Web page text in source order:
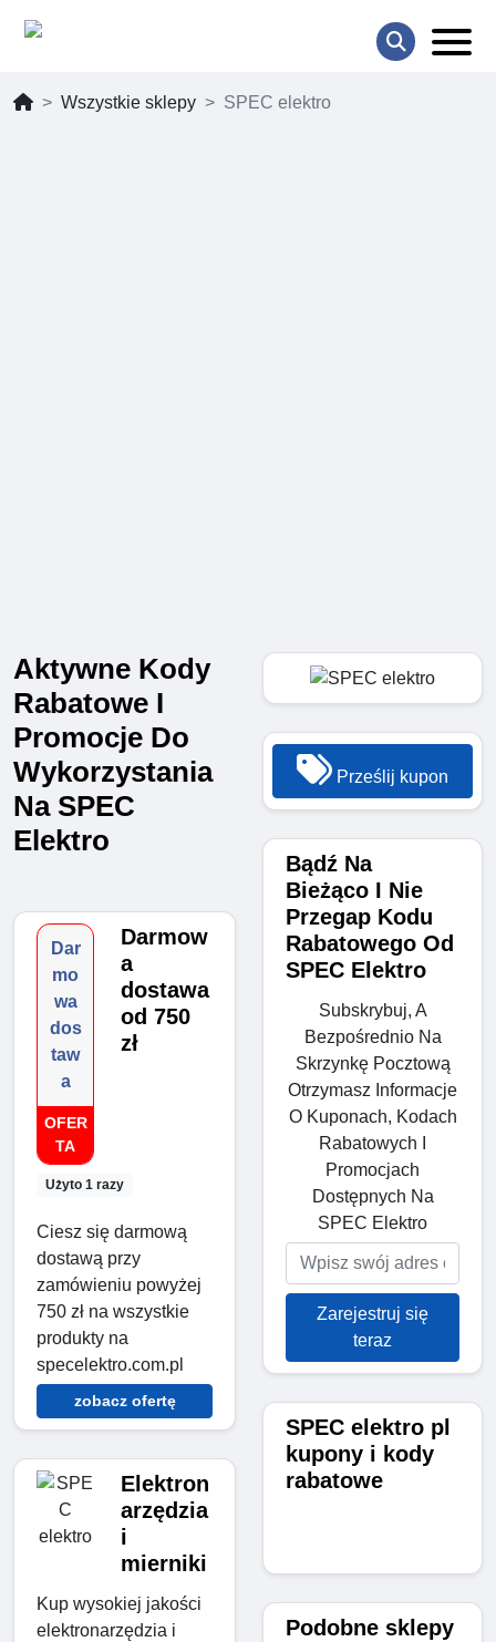
Wszystkie sklepy SPEC elektro
Aktywne Kody
Rabatowe I
Promocje Do
Wykorzystania
Na SPEC
Elektro
Dar
mo
wa
dos
taw
a
OFER
TA
Użyto 1 razy
Darmow
a
dostawa
od 750
zł
Ciesz się darmową
dostawą przy
zamówieniu powyżej
750 zł na wszystkie
produkty na
specelektro.com.pl
zobacz ofertę
Elektron
arzędzia
i
mierniki
Kup wysokiej jakości
elektronarzędzia i
Prześlij kupon
Bądź Na
Bieżąco I Nie
Przegap Kodu
Rabatowego Od
SPEC Elektro
Subskrybuj, A
Bezpośrednio Na
Skrzynkę Pocztową
Otrzymasz Informacje
O Kuponach, Kodach
Rabatowych I
Promocjach
Dostępnych Na
SPEC Elektro
Zarejestruj się
teraz
SPEC elektro pl
kupony i kody
rabatowe
Podobne sklepy